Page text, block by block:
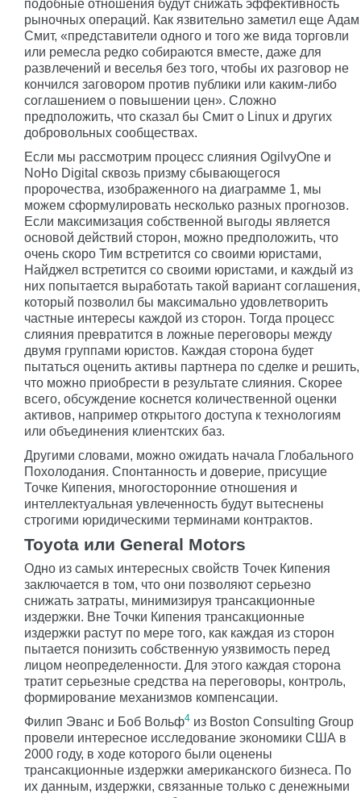
подобные отношения будут снижать эффективность
рыночных операций. Как язвительно заметил еще Адам
Смит, «представители одного и того же вида торговли
или ремесла редко собираются вместе, даже для
развлечений и веселья без того, чтобы их разговор не
кончился заговором против публики или каким-либо
соглашением о повышении цен». Сложно
предположить, что сказал бы Смит о Linux и других
добровольных сообществах.
Если мы рассмотрим процесс слияния OgilvyOne и
NoHo Digital сквозь призму сбывающегося
пророчества, изображенного на диаграмме 1, мы
можем сформулировать несколько разных прогнозов.
Если максимизация собственной выгоды является
основой действий сторон, можно предположить, что
очень скоро Тим встретится со своими юристами,
Найджел встретится со своими юристами, и каждый из
них попытается выработать такой вариант соглашения,
который позволил бы максимально удовлетворить
частные интересы каждой из сторон. Тогда процесс
слияния превратится в ложные переговоры между
двумя группами юристов. Каждая сторона будет
пытаться оценить активы партнера по сделке и решить,
что можно приобрести в результате слияния. Скорее
всего, обсуждение коснется количественной оценки
активов, например открытого доступа к технологиям
или объединения клиентских баз.
Другими словами, можно ожидать начала Глобального
Похолодания. Спонтанность и доверие, присущие
Точке Кипения, многосторонние отношения и
интеллектуальная увлеченность будут вытеснены
строгими юридическими терминами контрактов.
Toyota или General Motors
Одно из самых интересных свойств Точек Кипения
заключается в том, что они позволяют серьезно
снижать затраты, минимизируя трансакционные
издержки. Вне Точки Кипения трансакционные
издержки растут по мере того, как каждая из сторон
пытается понизить собственную уязвимость перед
лицом неопределенности. Для этого каждая сторона
тратит серьезные средства на переговоры, контроль,
формирование механизмов компенсации.
Филип Эванс и Боб Вольф4 из Boston Consulting Group
провели интересное исследование экономики США в
2000 году, в ходе которого были оценены
трансакционные издержки американского бизнеса. По
их данным, издержки, связанные только с денежными